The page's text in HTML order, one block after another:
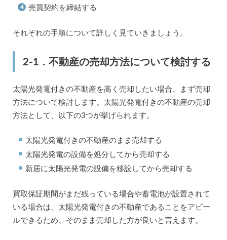
売買契約を締結する
それぞれの手順について詳しく見ていきましょう。
2-1．不動産の売却方法について検討する
太陽光発電付きの不動産を高く売却したい場合、まず売却
方法について検討します。太陽光発電付きの不動産の売却
方法として、以下の3つが挙げられます。
太陽光発電付きの不動産のまま売却する
太陽光発電の設備を処分してから売却する
新居に太陽光発電の設備を移設してから売却する
買取保証期間がまだ残っている場合や蓄電池が設置されて
いる場合は、太陽光発電付きの不動産であることをアピー
ルできるため、そのまま売却した方が良いと言えます。